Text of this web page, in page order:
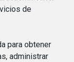
de
para obtener
administrar